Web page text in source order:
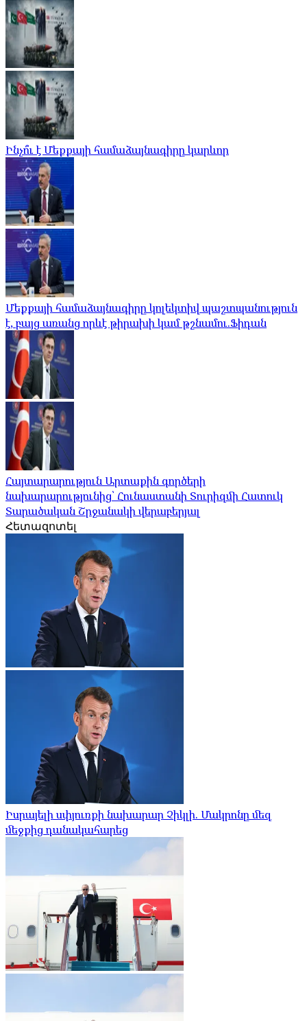
Ինչո՞ւ է Մեքքայի համաձայնագիրը կարևոր
Մեքքայի համաձայնագիրը կոլեկտիվ պաշտպանություն
է, բայց առանց որևէ թիրախի կամ թշնամու.Ֆիդան
Հայտարարություն Արտաքին գործերի
նախարարությունից՝ Հունաստանի Տուրիզմի Հատուկ
Տարածական Շրջանակի վերաբերյալ
Հետազոտել
Իսրայելի սփյուռքի նախարար Չիկլի. Մակրոնը մեզ
մեջքից դանակահարեց